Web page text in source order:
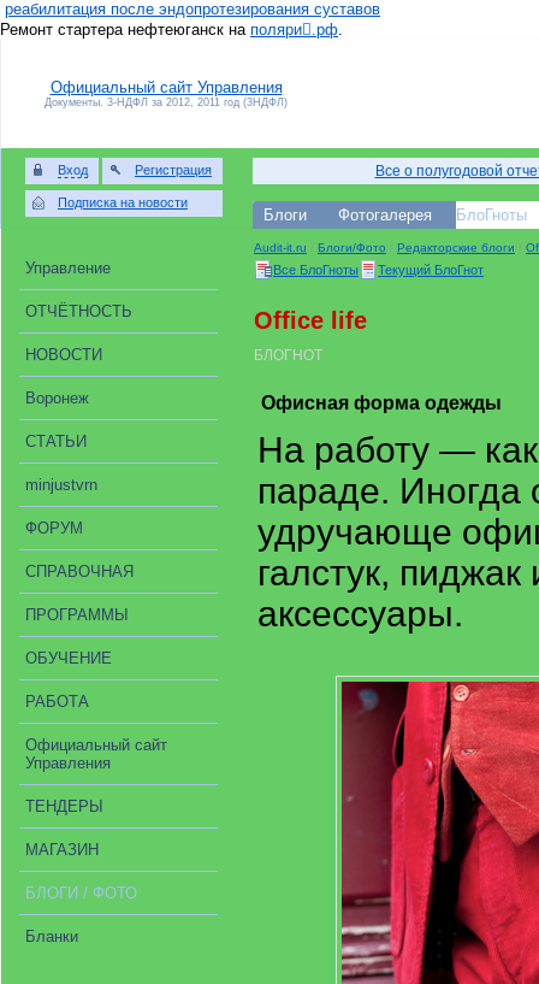
реабилитация после эндопротезирования суставов
Ремонт стартера нефтеюганск на поляри𚦺.рф.
Официальный сайт Управления
Документы. 3-НДФЛ за 2012, 2011 год (3НДФЛ)
Вход Регистрация
Подписка на новости
Все о полугодовой
Блоги Фотогалерея БлоГноты
Управление
ОТЧЁТНОСТЬ
НОВОСТИ
Воронеж
СТАТЬИ
minjustvrn
ФОРУМ
СПРАВОЧНАЯ
ПРОГРАММЫ
ОБУЧЕНИЕ
РАБОТА
Официальный сайт
Управления
ТЕНДЕРЫ
МАГАЗИН
БЛОГИ / ФОТО
Бланки
Audit-it.ru / Блоги/Фото / Редакторские блоги /
Все БлоГноты Текущий БлоГнот
Office life
БЛОГНОТ
Офисная форма одежды
На работу —
параде.
удручающе
галстук,
аксессуары.